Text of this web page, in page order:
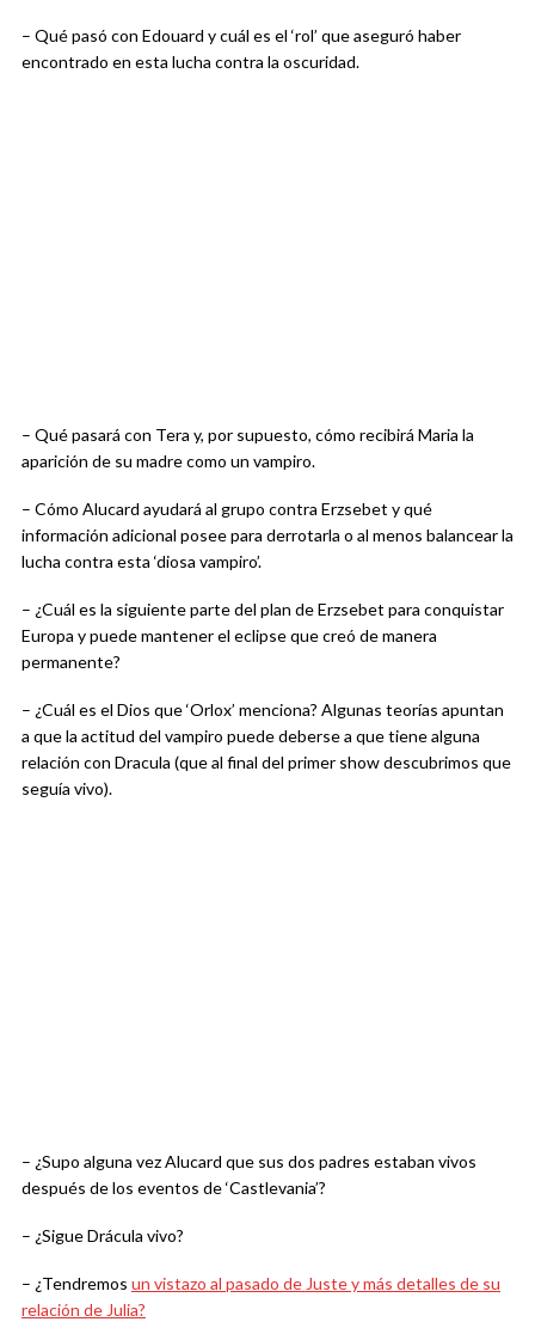
– Qué pasó con Edouard y cuál es el ‘rol’ que aseguró haber
encontrado en esta lucha contra la oscuridad.
– Qué pasará con Tera y, por supuesto, cómo recibirá Maria la
aparición de su madre como un vampiro.
– Cómo Alucard ayudará al grupo contra Erzsebet y qué
información adicional posee para derrotarla o al menos balancear la
lucha contra esta ‘diosa vampiro’.
– ¿Cuál es la siguiente parte del plan de Erzsebet para conquistar
Europa y puede mantener el eclipse que creó de manera
permanente?
– ¿Cuál es el Dios que ‘Orlox’ menciona? Algunas teorías apuntan
a que la actitud del vampiro puede deberse a que tiene alguna
relación con Dracula (que al final del primer show descubrimos que
seguía vivo).
– ¿Supo alguna vez Alucard que sus dos padres estaban vivos
después de los eventos de ‘Castlevania’?
– ¿Sigue Drácula vivo?
– ¿Tendremos un vistazo al pasado de Juste y más detalles de su
relación de Julia?